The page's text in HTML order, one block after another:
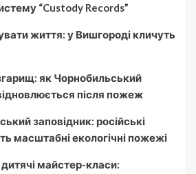
“Custody Records”
життя: у Вишгороді кличуть
як Чорнобильський
після пожеж
заповідник: російські
масштабні екологічні пожежі
майстер-класи: